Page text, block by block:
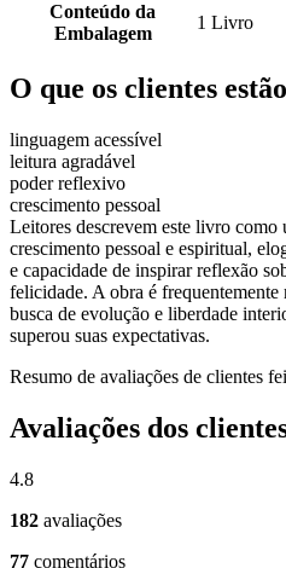
Conteúdo da
Embalagem
1 Livro
O que os clientes
linguagem acessível
leitura agradável
poder reflexivo
crescimento pessoal
Leitores descrevem este livro como
crescimento pessoal e espiritual,
e capacidade de inspirar reflexão
felicidade. A obra é frequentemente
busca de evolução e liberdade
superou suas expectativas.
Resumo de avaliações de clientes
Avaliações dos
4.8
182 avaliações
77 comentários